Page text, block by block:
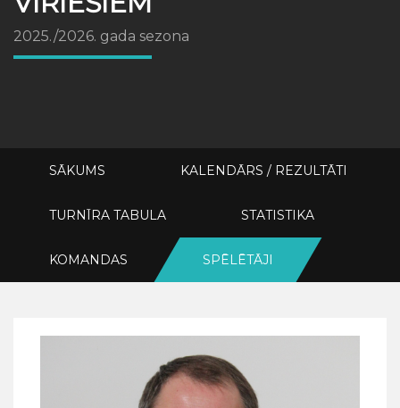
2025./2026. gada sezona
SĀKUMS KALENDĀRS / REZULTĀTI
TURNĪRA TABULA STATISTIKA
KOMANDAS SPĒLĒTĀJI